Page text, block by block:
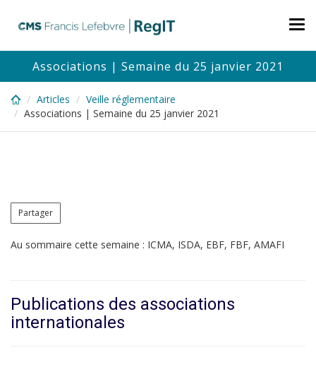
content
Associations | Semaine du 25 janvier 2021
Articles
Veille réglementaire
Associations | Semaine du 25 janvier 2021
Partager
Au sommaire cette semaine : ICMA, ISDA, EBF, FBF, AMAFI
Publications des associations
internationales